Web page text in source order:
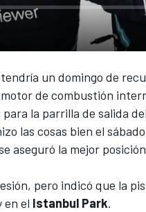
un domingo de
de combustión
la parrilla de salida
las cosas bien el sábado
aseguró la mejor
pero indicó que la
en el Istanbul Park.